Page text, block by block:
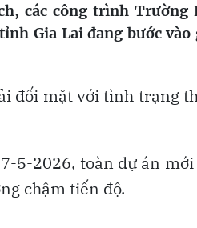
các công trình Trường
Gia Lai đang bước vào
đối mặt với tình trạng
5-2026, toàn dự án
chậm tiến độ.